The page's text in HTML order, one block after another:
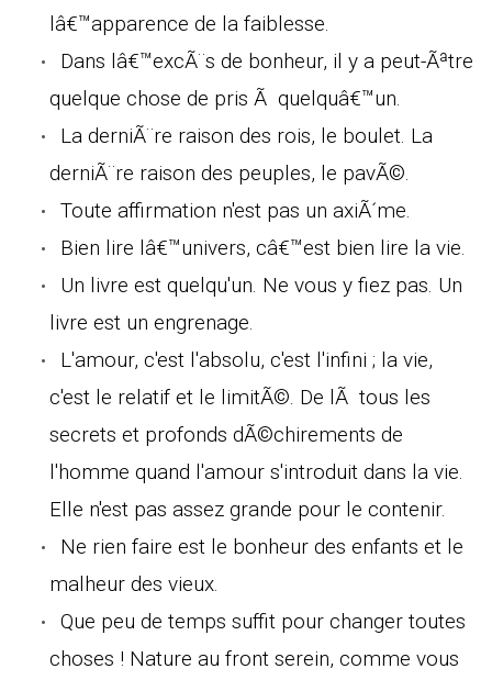
lâ€™apparence de la faiblesse.
Dans lâ€™excÃ¨s de bonheur, il y a peut-Ãªtre
quelque chose de pris Ã quelquâ€™un.
La derniÃ¨re raison des rois, le boulet. La
derniÃ¨re raison des peuples, le pavÃ©.
Toute affirmation n'est pas un axiÃ´me.
Bien lire lâ€™univers, câ€™est bien lire la vie.
Un livre est quelqu'un. Ne vous y fiez pas. Un
livre est un engrenage.
L'amour, c'est l'absolu, c'est l'infini ; la vie,
c'est le relatif et le limitÃ©. De lÃ tous les
secrets et profonds dÃ©chirements de
l'homme quand l'amour s'introduit dans la vie.
Elle n'est pas assez grande pour le contenir.
Ne rien faire est le bonheur des enfants et le
malheur des vieux.
Que peu de temps suffit pour changer toutes
choses ! Nature au front serein, comme vous